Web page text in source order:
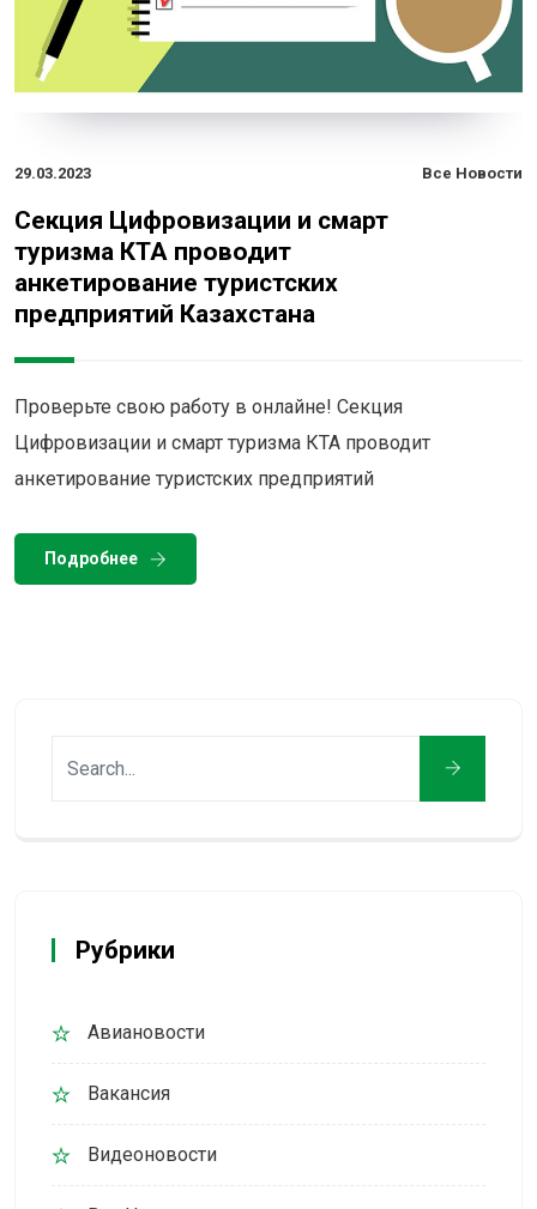
29.03.2023 Все Новости
Секция Цифровизации и смарт
туризма КТА проводит
анкетирование туристских
предприятий Казахстана
Проверьте свою работу в онлайне! Секция
Цифровизации и смарт туризма КТА проводит
анкетирование туристских предприятий
Подробнее
Рубрики
Авиановости
Вакансия
Видеоновости